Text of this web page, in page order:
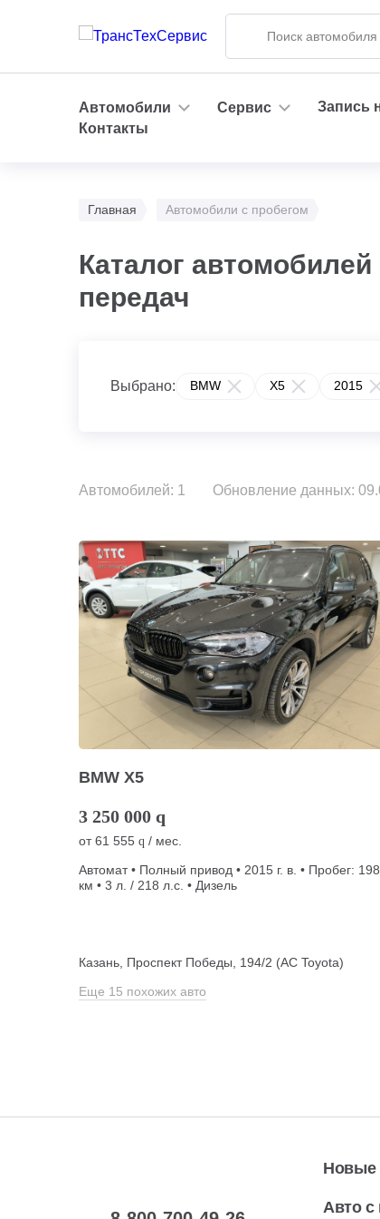
Автомобили Сервис Запись
Контакты
Главная Автомобили с пробегом
Каталог
передач
Выбрано: BMW X5 2015
Автомобилей: 1 Обновление данных:
BMW X5
3 250 000 q
от61 555 q / мес.
Автомат • Полный привод • 2015 г. в. • Пробег:
км • 3 л. / 218 л.с. • Дизель
Казань, Проспект Победы, 194/2 (АС Toyota)
Еще 15 похожих авто
Новые
Авто с